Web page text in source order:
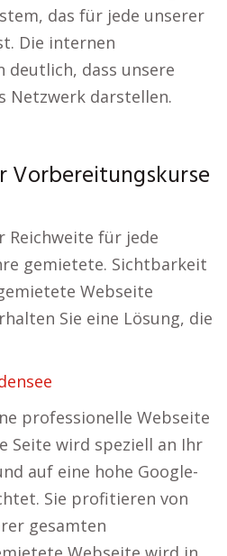
das für jede unserer
Die internen
deutlich, dass unsere
Netzwerk darstellen.
Vorbereitungskurse
Reichweite für jede
gemietete. Sichtbarkeit
Webseite
Sie eine Lösung, die
professionelle Webseite
Seite wird speziell an Ihr
auf eine hohe Google-
Sie profitieren von
gesamten